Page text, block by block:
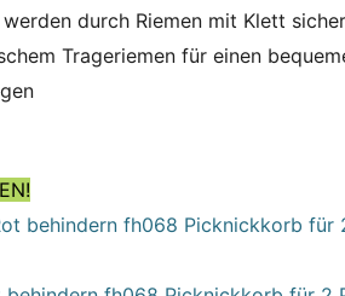
durch Riemen mit Klett
Trageriemen für einen